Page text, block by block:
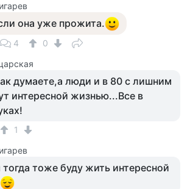
она уже прожита.
4 0
думаете,а люди и в 80 с лишним
интересной жизнью...Все в
1
тогда тоже буду жить интересной